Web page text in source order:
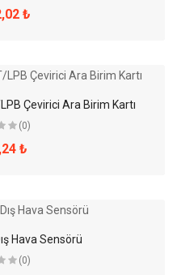
₺
Çevirici Ara Birim Kartı
(0)
₺
Hava Sensörü
(0)